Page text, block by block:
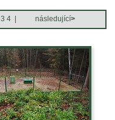
3 4 následující>